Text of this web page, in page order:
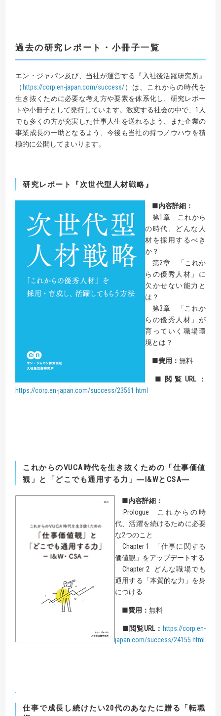
過去の研究 レポート・小冊子一覧
エン・ジャパン及び、当社が運営する『入社後活躍研究所』
（ https://corp.en-japan.com/success/）は、これからの時代を
生き抜くために必要な考え方や要素を体系化し、研究レポー
トや小冊子として発行しています。激変する社会の中で、1人
でも多くの方が充実した仕事人生を送れるよう、また企業の
事業成長の一助となるよう、今後も当社の持つノウハウを積
極的に公開してまいります。
研究レポート『次世代型人材戦略』
■内容詳細：
第1章 これから
の時代、どんな人
材を採用するべき
か？
第2章 「これか
らの優秀人材」に
欠かせない能力と
は？
第3章 「これか
らの優秀人材」が
育っていく職場環
境とは？
■費用： 無料
■
閲覧URL：
https://corp.en-japan.com/success/23561.html
これからのVUCA時代を生き抜くための「仕事価値
観」と「どこでも通用する力」 ―I&Wと CSA―
■内容詳細：
Prologue これからの時
代、活躍を続けるために必要
な2つのこと
Chapter 1 「仕事に関する
価値観」をアップデートする
Chapter 2 どんな職場でも
通用する「本質的な力」を身
につける
■費用： 無料
■ 閲覧URL： https://corp.en-
japan.com/success/24155.html
仕事で成長し続けたい20代のあなたに贈る「転職